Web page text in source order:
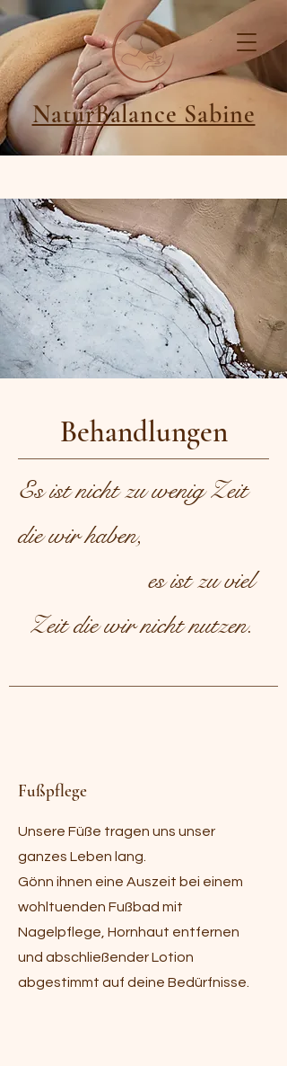
NaturBalance Sabine
Behandlungen
Es ist nicht zu wenig Zeit
die wir haben,
es ist zu viel
Zeit die wir nicht nutzen.
Fußpflege
Unsere Füße tragen uns unser
ganzes Leben lang.
Gönn ihnen eine Auszeit bei einem
wohltuenden Fußbad mit
Nagelpflege, Hornhaut entfernen
und abschließender Lotion
abgestimmt auf deine Bedürfnisse.